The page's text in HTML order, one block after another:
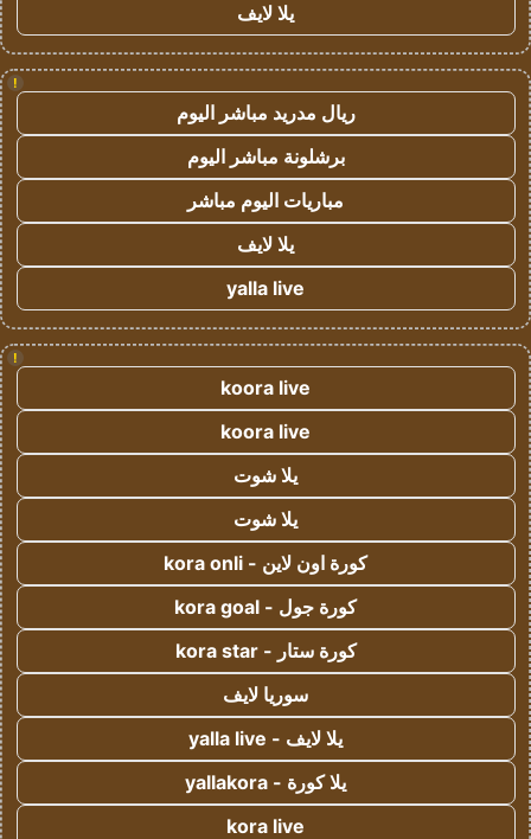
يلا لايف
!
ريال مدريد مباشر اليوم
برشلونة مباشر اليوم
مباريات اليوم مباشر
يلا لايف
yalla live
!
koora live
koora live
يلا شوت
يلا شوت
كورة اون لاين - kora onli
كورة جول - kora goal
كورة ستار - kora star
سوريا لايف
يلا لايف - yalla live
يلا كورة - yallakora
kora live